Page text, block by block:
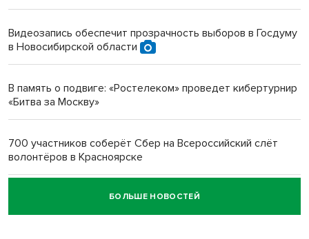
Новосибирский преподаватель с женой вошли в топ-16
Видеозапись обеспечит прозрачность выборов в Госдуму
в Новосибирской области
В память о подвиге: «Ростелеком» проведет кибертурнир
«Битва за Москву»
700 участников соберёт Сбер на Всероссийский слёт
волонтёров в Красноярске
Честный выбор: видеонаблюдение обеспечит
объективность результатов ЕДГ в Новосибирской
БОЛЬШЕ НОВОСТЕЙ